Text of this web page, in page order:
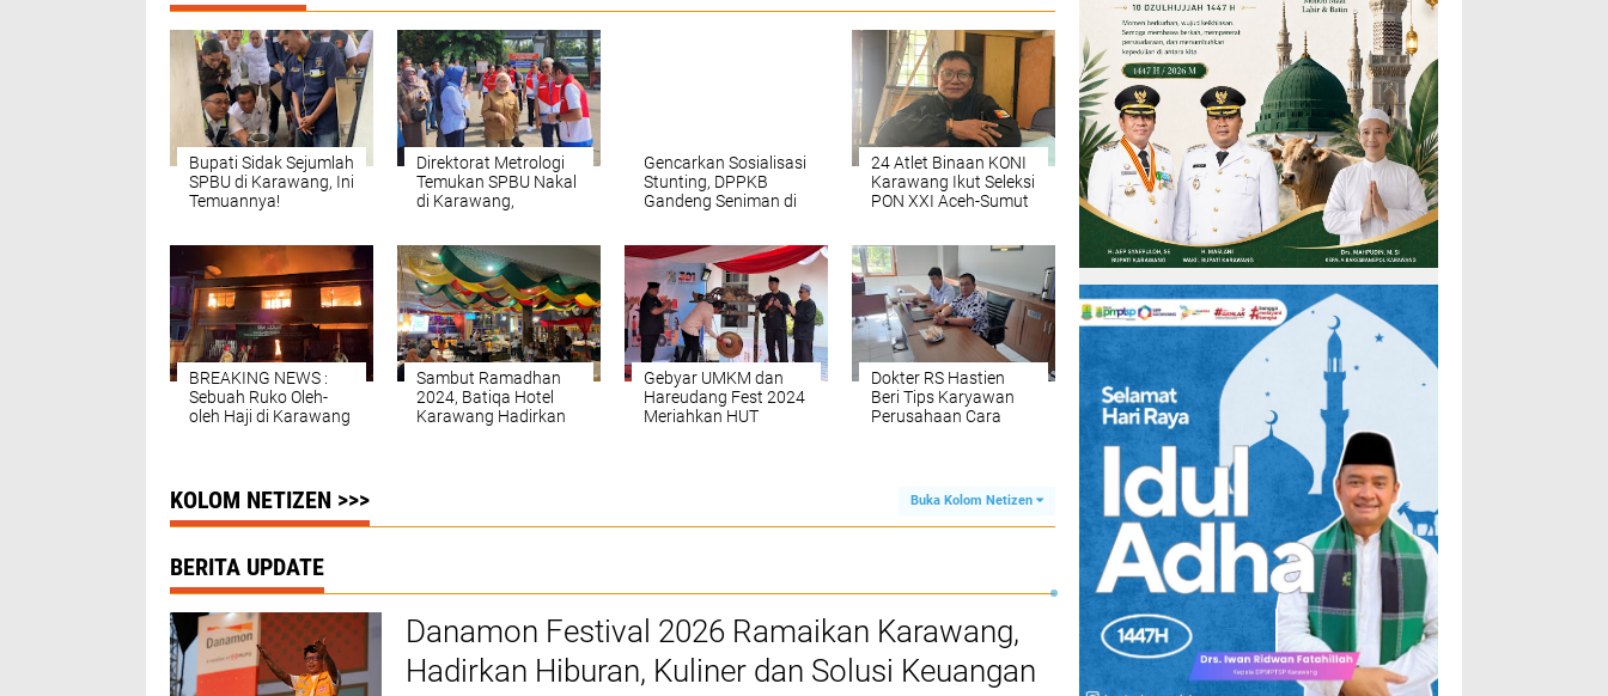
Bupati Sidak Sejumlah
SPBU di Karawang, Ini
Temuannya!
Direktorat Metrologi
Temukan SPBU Nakal
di Karawang,
Gencarkan Sosialisasi
Stunting, DPPKB
Gandeng Seniman di
24 Atlet Binaan KONI
Karawang Ikut Seleksi
PON XXI Aceh-Sumut
BREAKING NEWS :
Sebuah Ruko Oleh-
oleh Haji di Karawang
Sambut Ramadhan
2024, Batiqa Hotel
Karawang Hadirkan
Gebyar UMKM dan
Hareudang Fest 2024
Meriahkan HUT
Dokter RS Hastien
Beri Tips Karyawan
Perusahaan Cara
KOLOM NETIZEN >>> Buka Kolom Netizen
BERITA UPDATE
Danamon Festival 2026 Ramaikan Karawang,
Hadirkan Hiburan, Kuliner dan Solusi Keuangan